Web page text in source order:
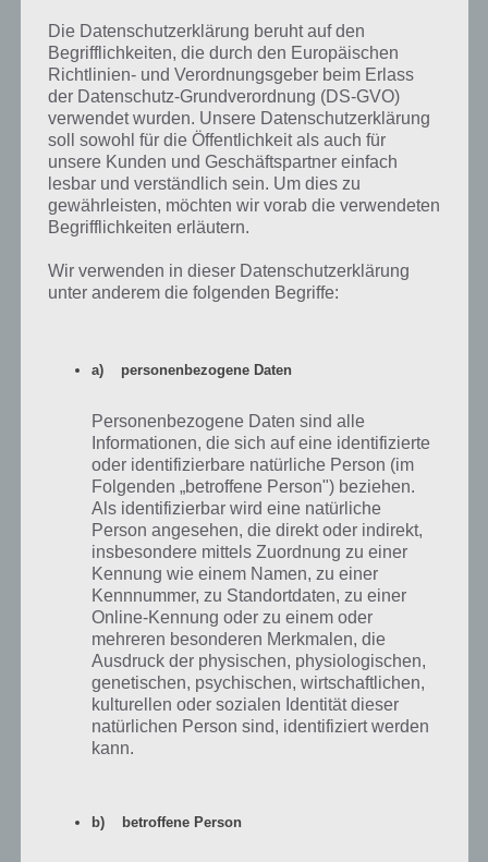
Wenn du die Zahlen richtig eingetragen hast, sollte sich die Tür von
Level 56 öffnen. Trotzdem haben wir hier die Lösung von Level 56
von 100 Floors nochmals als Video für euch:
100 Floors: Level 57 – Lösung und
Walktrough
Auch Level 57 von 100 Floors sollte nicht allzu schwer sein, weshalb
wir auch hier die Lösung von Level 57 nur in Textform für euch
haben. Drücke einfach auf den roten Knopf, sodass der Kran nach
rechts fährt. Wenn du auf höhe der Kugel bist, stoppe und ziehe den
Enterhaken nach unten an die Kugel. Nun betätigst du wieder den
roten Button und fährst bis zur Tür.
Nun tippst du, um Level 57 abzuschließen, auf die Kugel mehrmals
bis die Tür zu Bruch geht. Nun kannst du Level 54 verlassen.
100 Floors: Level 58 – Lösung und
Walktrough
Die Datenschutzerklärung beruht auf den
Begrifflichkeiten, die durch den Europäischen
Richtlinien- und Verordnungsgeber beim Erlass
der Datenschutz-Grundverordnung (DS-GVO)
verwendet wurden. Unsere Datenschutzerklärung
soll sowohl für die Öffentlichkeit als auch für
unsere Kunden und Geschäftspartner einfach
lesbar und verständlich sein. Um dies zu
gewährleisten, möchten wir vorab die verwendeten
Begrifflichkeiten erläutern.
Wir verwenden in dieser Datenschutzerklärung
unter anderem die folgenden Begriffe:
a) personenbezogene Daten
Personenbezogene Daten sind alle
Informationen, die sich auf eine identifizierte
oder identifizierbare natürliche Person (im
Folgenden „betroffene Person") beziehen.
Als identifizierbar wird eine natürliche
Person angesehen, die direkt oder indirekt,
insbesondere mittels Zuordnung zu einer
Kennung wie einem Namen, zu einer
Kennnummer, zu Standortdaten, zu einer
Online-Kennung oder zu einem oder
mehreren besonderen Merkmalen, die
Ausdruck der physischen, physiologischen,
genetischen, psychischen, wirtschaftlichen,
kulturellen oder sozialen Identität dieser
natürlichen Person sind, identifiziert werden
kann.
b) betroffene Person